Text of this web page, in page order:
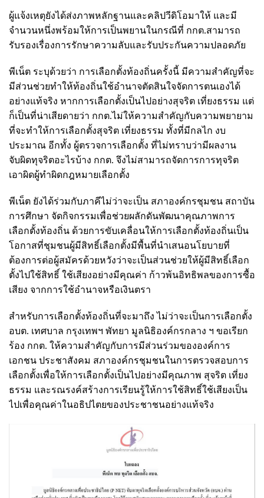
ผู้แจ้งเหตุยังได้ส่งภาพหลักฐานและคลิปวีดิโอมาให้ และมี
จำนวนหนึ่งพร้อมให้การเป็นพยานในกรณีที่ กกต.สามารถ
รับรองเรื่องการรักษาความลับและรับประกันความปลอดภัย
พีเน็ต ระบุด้วยว่า การเลือกตั้งท้องถิ่นครั้งนี้ มีความสำคัญที่จะ
มีส่วนช่วยทำให้ท้องถิ่นใช้อำนาจตัดสินใจจัดการตนเองได้
อย่างแท้จริง หากการเลือกตั้งเป็นไปอย่างสุจริต เที่ยงธรรม แต่
ก็เป็นที่น่าเสียดายว่า กกต.ไม่ให้ความสำคัญกับความพยายาม
ที่จะทำให้การเลือกตั้งสุจริต เที่ยงธรรม ทั้งที่มีกลไก งบ
ประมาณ อีกทั้ง ผู้ตรวจการเลือกตั้ง ที่ไม่ทราบว่ามีผลงาน
จับผิดทุจริตอะไรบ้าง กกต. จึงไม่สามารถจัดการการทุจริต
เอาผิดผู้ทำผิดกฎหมายเลือกตั้ง
พีเน็ต ยังได้ร่วมกับภาคีไม่ว่าจะเป็น สภาองค์กรชุมชน สถาบัน
การศึกษา จัดกิจกรรมเพื่อช่วยผลักดันพัฒนาคุณภาพการ
เลือกตั้งท้องถิ่น ด้วยการขับเคลื่อนให้การเลือกตั้งท้องถิ่นเป็น
โอกาสที่ชุมชนผู้มีสิทธิ์เลือกตั้งมีพื้นที่นำเสนอนโยบายที่
ต้องการต่อผู้สมัครด้วยหวังว่าจะเป็นส่วนช่วยให้ผู้มีสิทธิ์เลือก
ตั้งไปใช้สิทธิ์ ใช้เสียงอย่างมีคุณค่า ก้าวพ้นอิทธิพลของการซื้อ
เสียง จากการใช้อำนาจหรือเงินตรา
สำหรับการเลือกตั้งท้องถิ่นที่จะมาถึง ไม่ว่าจะเป็นการเลือกตั้ง
อบต. เทศบาล กรุงเทพฯ พัทยา มูลนิธิองค์กรกลาง ฯ ขอเรียก
ร้อง กกต. ให้ความสำคัญกับการมีส่วนร่วมขององค์การ
เอกชน ประชาสังคม สภาองค์กรชุมชนในการตรวจสอบการ
เลือกตั้งเพื่อให้การเลือกตั้งเป็นไปอย่างมีคุณภาพ สุจริต เที่ยง
ธรรม และรณรงค์สร้างการเรียนรู้ให้การใช้สิทธิ์ใช้เสียงเป็น
ไปเพื่อคุณค่าในอธิปไตยของประชาชนอย่างแท้จริง